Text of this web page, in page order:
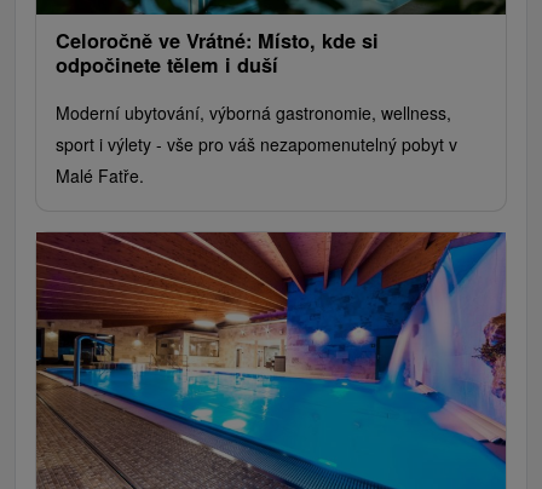
Celoročně ve Vrátné: Místo, kde si
odpočinete tělem i duší
Moderní ubytování, výborná gastronomie, wellness,
sport i výlety - vše pro váš nezapomenutelný pobyt v
Malé Fatře.